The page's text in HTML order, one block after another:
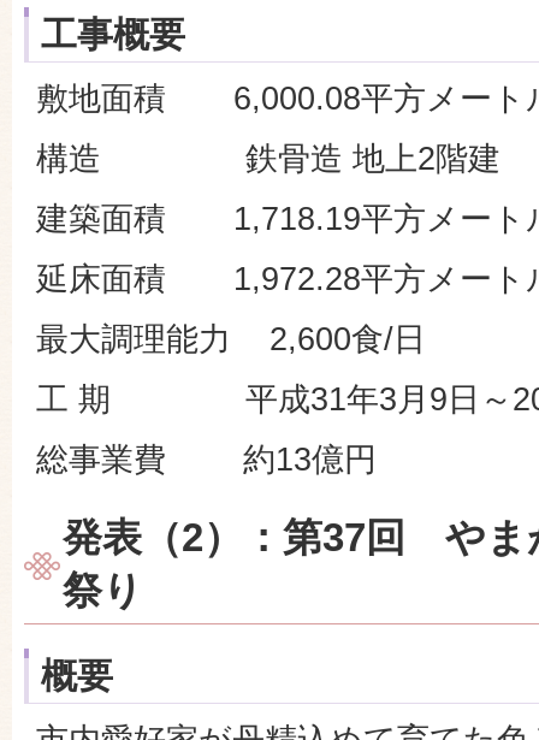
工事概要
敷地面積 6,000.08平方メート
構造 鉄骨造 地上2階建
建築面積 1,718.19平方メート
延床面積 1,972.28平方メート
最大調理能力 2,600食/日
工 期 平成31年3月9日～
総事業費 約13億円
発表（2）：第37回 やま
祭り
概要